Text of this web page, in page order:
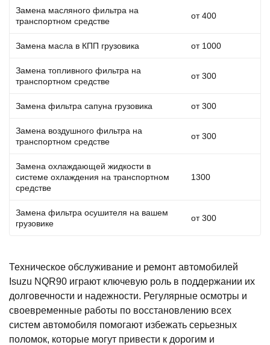
Замена масляного фильтра на
транспортном средстве
от 400
Замена масла в КПП грузовика от 1000
Замена топливного фильтра на
транспортном средстве
от 300
Замена фильтра сапуна грузовика от 300
Замена воздушного фильтра на
транспортном средстве
от 300
Замена охлаждающей жидкости в
системе охлаждения на транспортном
средстве
1300
Замена фильтра осушителя на вашем
грузовике
от 300
Техническое обслуживание и ремонт автомобилей
Isuzu NQR90 играют ключевую роль в поддержании их
долговечности и надежности. Регулярные осмотры и
своевременные работы по восстановлению всех
систем автомобиля помогают избежать серьезных
поломок, которые могут привести к дорогим и